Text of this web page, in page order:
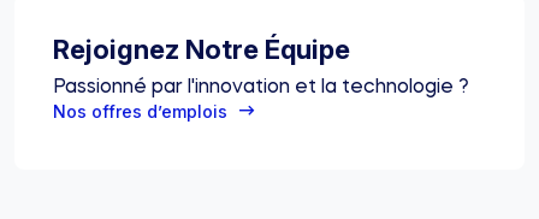
Rejoignez Notre Équipe
Passionné par l'innovation et la technologie ?
Nos offres d’emplois